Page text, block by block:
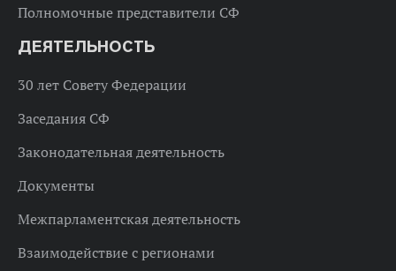
Полномочные представители СФ
ДЕЯТЕЛЬНОСТЬ
30 лет Совету Федерации
Заседания СФ
Законодательная деятельность
Документы
Межпарламентская деятельность
Взаимодействие с регионами